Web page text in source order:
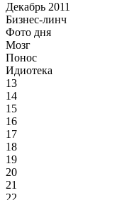
Декабрь 2011
Бизнес-линч
Фото дня
Мозг
Понос
Идиотека
13
14
15
16
17
18
19
20
21
22